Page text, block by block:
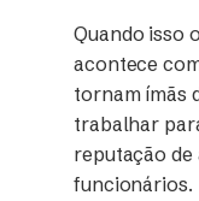
Quando isso
acontece
tornam ímãs
trabalhar
reputação
funcionários.